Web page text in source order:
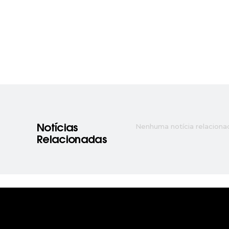
Notícias
Relacionadas
Nenhuma notícia